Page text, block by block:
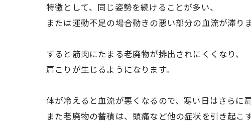
特徴として、同じ姿勢を続けることが多い、
または運動不足の場合動きの悪い部分の血流が滞りま
すると筋肉にたまる老廃物が排出されにくくなり、
肩こりが生じるようになります。
体が冷えると血流が悪くなるので、寒い日はさらに
また老廃物の蓄積は、頭痛など他の症状を引き起こ